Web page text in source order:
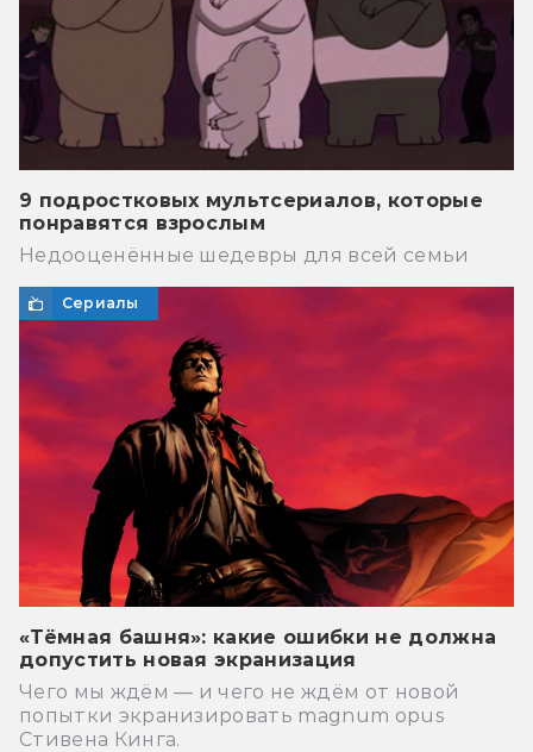
9 подростковых мультсериалов, которые
понравятся взрослым
Недооценённые шедевры для всей семьи
Сериалы
«Тёмная башня»: какие ошибки не должна
допустить новая экранизация
Чего мы ждём — и чего не ждём от новой
попытки экранизировать magnum opus
Стивена Кинга.